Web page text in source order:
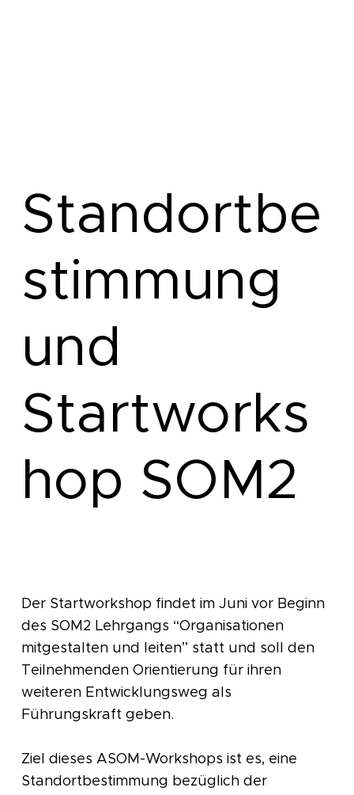
Standortbe
stimmung
und
Startworks
hop SOM2
Der Startworkshop findet im Juni vor Beginn
des SOM2 Lehrgangs “Organisationen
mitgestalten und leiten” statt und soll den
Teilnehmenden Orientierung für ihren
weiteren Entwicklungsweg als
Führungskraft geben.
Ziel dieses ASOM-Workshops ist es, eine
Standortbestimmung bezüglich der